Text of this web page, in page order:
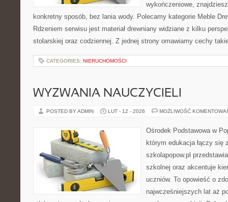
wykończeniowe,
konkretny sposób, bez lania wody. Polecamy kategorie Meble
Rdzeniem serwisu jest materiał drewniany widziane z kilku
stolarskiej oraz codziennej. Z jednej strony omawiamy cechy
CATEGORIES: NIERUCHOMOŚCI
WYZWANIA NAUCZYCIELI
POSTED BY ADMIN LUT - 12 - 2026 MOŻLIWOŚĆ
Ośrodek Podstawowa w
którym edukacja łączy się
szkolapopow.pl
szkolnej oraz akcentuje
uczniów. To opowieść o
najwcześniejszych lat aż